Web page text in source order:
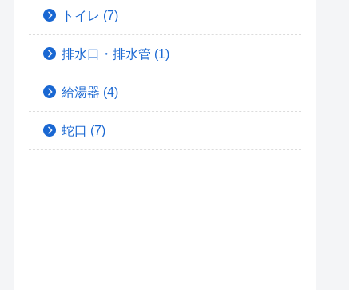
トイレ (7)
排水口・排水管 (1)
給湯器 (4)
蛇口 (7)